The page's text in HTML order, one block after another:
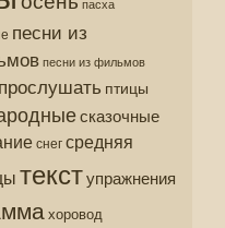
пасха
песни из
песни из фильмов
прослушать птицы
сказочные
снегсредняя
текступражнения
хоровод